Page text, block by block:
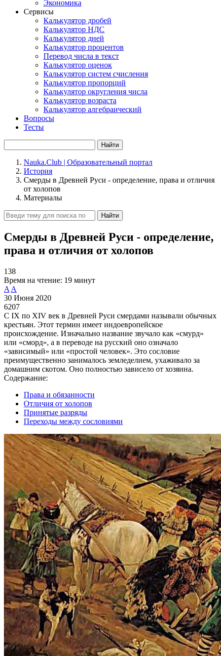
Экономика
Сервисы
Калькулятор дробей
Калькулятор НДС
Калькулятор дней
Калькулятор процентов
Перевод числа в текст
Калькулятор оценок
Калькулятор систем счисления
Калькулятор пропорций
Калькулятор округления числа
Калькулятор возраста
Калькулятор алгебраический
Вопросы
Тесты
Найти
Nauka.Club | Образовательный портал
История
Смерды в Древней Руси - определение, права и отличия
от холопов
Материалы
Найти
Смерды в Древней Руси - определение,
права и отличия от холопов
138
Время на чтение: 19 минут
A A
30 Июня 2020
6207
С IX по XIV век в Древней Руси смердами называли обычных
крестьян. Этот термин имеет индоевропейское
происхождение. Изначально название звучало как «смурд»
или «сморд», а в переводе на русский оно означало
«зависимый» или «простой человек». Это сословие
преимущественно занималось земледелием, ухаживало за
домашним скотом. Оно полностью зависело от хозяина.
Содержание:
Права и обязанности
Отличия от холопов
Принятые разряды
Переходы между сословиями